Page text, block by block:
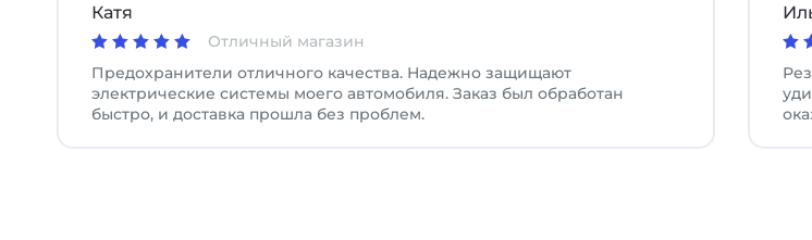
Катя
Отличный магазин
Предохранители отличного качества. Надежно защищают
электрические системы моего автомобиля. Заказ был обработан
быстро, и доставка прошла без проблем.